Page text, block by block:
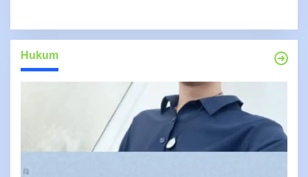
Hukum